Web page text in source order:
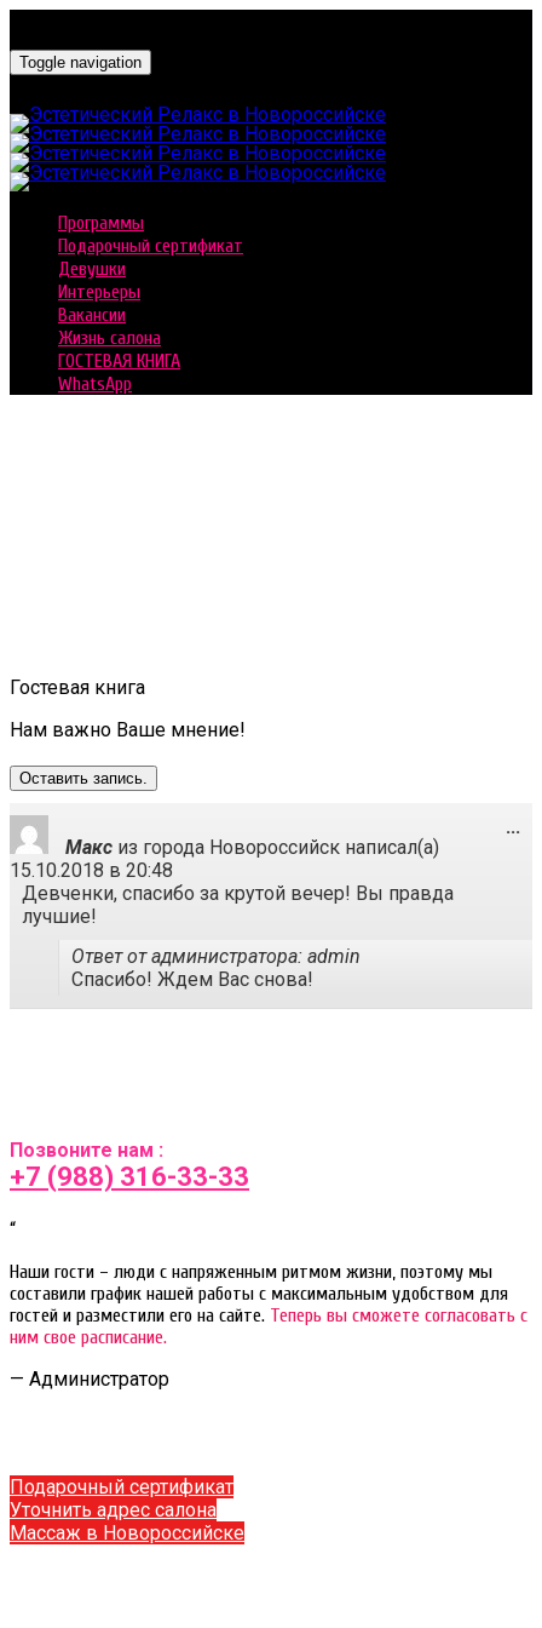
Toggle navigation
Программы
Подарочный сертификат
Девушки
Интерьеры
Вакансии
Жизнь салона
ГОСТЕВАЯ КНИГА
WhatsApp
Гостевая книга
Нам важно Ваше мнение!
Макс из города Новороссийск написал(а)
15.10.2018 в 20:48
Девченки, спасибо за крутой вечер! Вы правда
лучшие!
Ответ от администратора: admin
Спасибо! Ждем Вас снова!
...
Позвоните нам :
+7 (988) 316-33-33
“
Наши гости – люди с напряженным ритмом жизни, поэтому мы
составили график нашей работы с максимальным удобством для
гостей и разместили его на сайте. Теперь вы сможете согласовать с
ним свое расписание.
— Администратор
Подарочный сертификат
Уточнить адрес салона
Массаж в Новороссийске